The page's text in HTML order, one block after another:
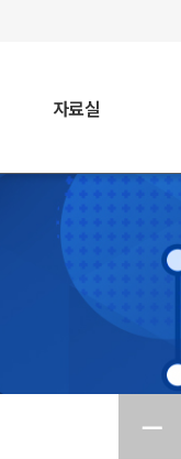
검색
자료실